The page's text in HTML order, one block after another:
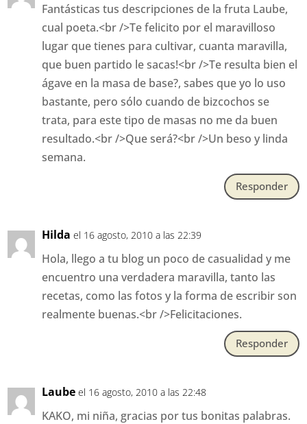
Fantásticas tus descripciones de la fruta Laube,
cual poeta.<br />Te felicito por el maravilloso
lugar que tienes para cultivar, cuanta maravilla,
que buen partido le sacas!<br />Te resulta bien el
ágave en la masa de base?, sabes que yo lo uso
bastante, pero sólo cuando de bizcochos se
trata, para este tipo de masas no me da buen
resultado.<br />Que será?<br />Un beso y linda
semana.
Responder
Hilda el 16 agosto, 2010 a las 22:39
Hola, llego a tu blog un poco de casualidad y me
encuentro una verdadera maravilla, tanto las
recetas, como las fotos y la forma de escribir son
realmente buenas.<br />Felicitaciones.
Responder
Laube el 16 agosto, 2010 a las 22:48
KAKO, mi niña, gracias por tus bonitas palabras.